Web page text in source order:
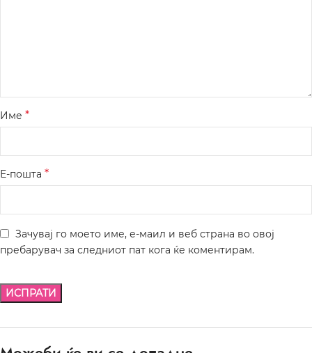
Име *
Е-пошта *
Зачувај го моето име, е-маил и веб страна во овој
пребарувач за следниот пат кога ќе коментирам.